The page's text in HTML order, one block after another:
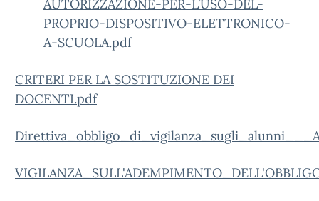
AUTORIZZAZIONE-PER-L’USO-DEL-
PROPRIO-DISPOSITIVO-ELETTRONICO-
A-SCUOLA.pdf
CRITERI PER LA SOSTITUZIONE DEI
DOCENTI.pdf